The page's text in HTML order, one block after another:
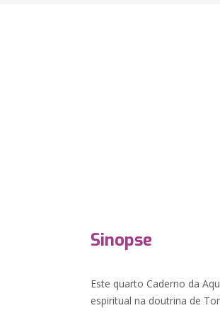
Sinopse
Este quarto Caderno da
espiritual na doutrina de